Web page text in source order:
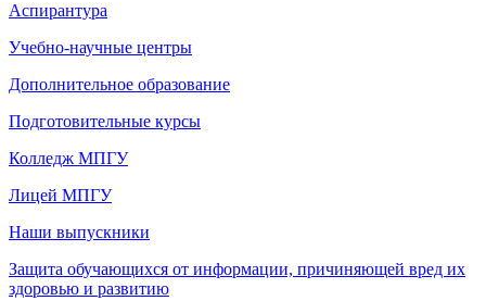
Аспирантура
Учебно-научные центры
Дополнительное образование
Подготовительные курсы
Колледж МПГУ
Лицей МПГУ
Наши выпускники
Защита обучающихся от информации, причиняющей вред их
здоровью и развитию